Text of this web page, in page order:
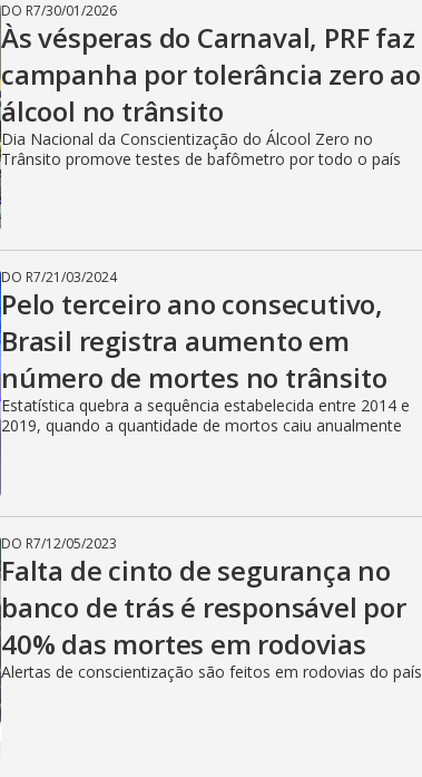
DO R7/30/01/2026
Às vésperas do Carnaval, PRF faz
campanha por tolerância zero ao
álcool no trânsito
Dia Nacional da Conscientização do Álcool Zero no
Trânsito promove testes de bafômetro por todo o país
DO R7/21/03/2024
Pelo terceiro ano consecutivo,
Brasil registra aumento em
número de mortes no trânsito
Estatística quebra a sequência estabelecida entre 2014 e
2019, quando a quantidade de mortos caiu anualmente
DO R7/12/05/2023
Falta de cinto de segurança no
banco de trás é responsável por
40% das mortes em rodovias
Alertas de conscientização são feitos em rodovias do país